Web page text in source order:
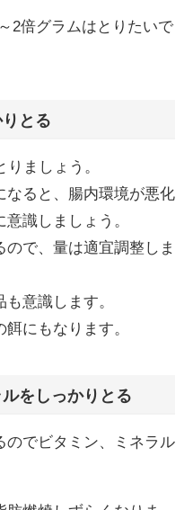
2倍グラムはとりたいで
りとる
ましょう。
なると、腸内環境が悪化
識しましょう。
で、量は適宜調整しま
意識します。
にもなります。
ルをしっかりとる
のでビタミン、ミネラル